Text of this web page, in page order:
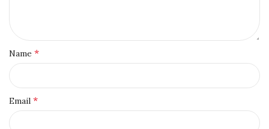
Name *
Email *